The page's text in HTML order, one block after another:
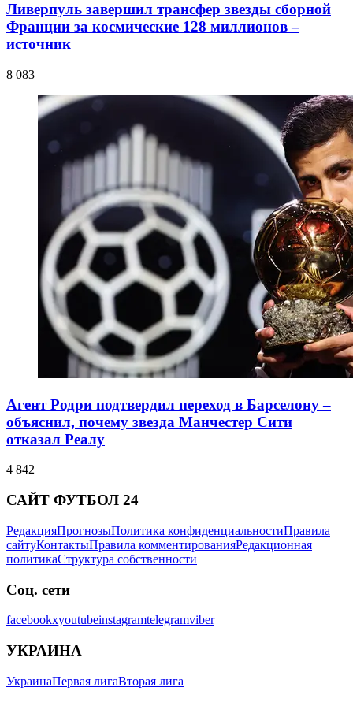
Ливерпуль завершил трансфер звезды сборной
Франции за космические 128 миллионов –
источник
8 083
Агент Родри подтвердил переход в Барселону –
объяснил, почему звезда Манчестер Сити
отказал Реалу
4 842
САЙТ ФУТБОЛ 24
РедакцияПрогнозыПолитика конфиденциальностиПравила
сайтуКонтактыПравила комментированияРедакционная
политикаСтруктура собственности
Соц. сети
facebookxyoutubeinstagramtelegramviber
УКРАИНА
УкраинаПервая лигаВторая лига